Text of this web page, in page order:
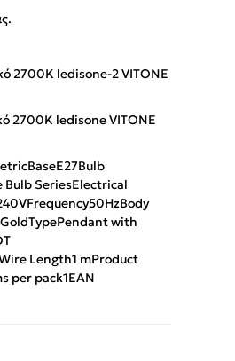
2700Κ ledisone-2 VITONE
2700Κ ledisone VITONE
BaseE27Bulb
Bulb SeriesElectrical
Frequency50HzBody
TypePendant with
Length1 mProduct
per pack1EAN